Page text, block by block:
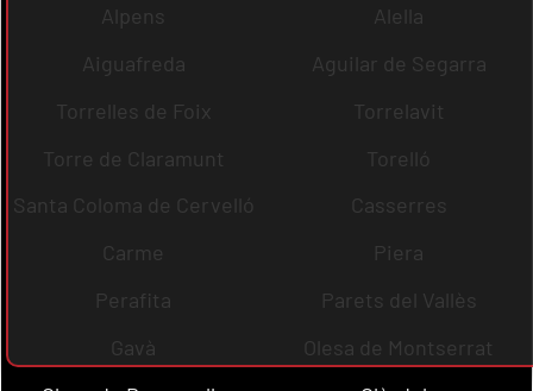
Alpens
Alella
Aiguafreda
Aguilar de Segarra
Torrelles de Foix
Torrelavit
Torre de Claramunt
Torelló
Santa Coloma de Cervelló
Casserres
Carme
Piera
Perafita
Parets del Vallès
Gavà
Olesa de Montserrat